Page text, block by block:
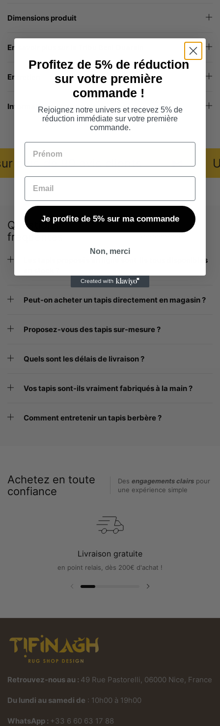
Dimensions produit
En savoir plus sur la Tribu Beni Ouarain
Entretien
Informations sur la livraison
de 90 avis clients ⧑
Questions
fréquentes
Besoin d’aide ? On répond à
Les tapis proposés en ligne sont-ils tous disponibles
Peut-on acheter un tapis directement en magasin ?
Proposez-vous des tapis sur-mesure ?
Quels sont les délais de livraison ?
Vos tapis sont-ils vraiment fabriqués à la main ?
Comment entretenir un tapis berbère ?
Achetez en toute
confiance
Des engagements clairs pour
une expérience simple
Livraison gratuite
en point relais, dès 200€ d'achat !
Diapositive précédente
Retrouvez-nous au : 49 Rue Pastorelli, 06000 Nice, France
Du lundi au samedi de : 10h00 à 19h00
WhatsApp : +33 6 60 63 17 88
Profitez de 5% de réduction
sur votre première
commande !
Rejoignez notre univers et recevez 5% de
réduction immédiate sur votre première
commande.
Prénom
Email
Je profite de 5% sur ma commande
Non, merci